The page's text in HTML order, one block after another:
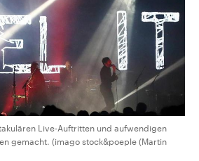
Live-Auftritten und aufwendigen
gemacht. (imago stock&poeple (Martin